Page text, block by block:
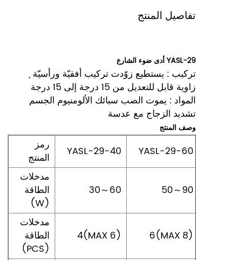
تفاصيل المنتج
أدى ضوء الشارع YASL-29
تركيب : يستطيع زوّدت تركيب أفقيّة ورأسيّة ,
زاوية قابل للتعديل من 15 درجة إلى 15 درجة
المواد : يموت الصب سبائك الألومنيوم الجسم
تشديد الزجاج مع عدسة
وصف المنتج
رمز
المنتج
YASL-29-40 YASL-29-60
مدخلات
الطاقة
(W)
30～60 50～90
مدخلات
الطاقة
(PCS)
4(MAX 6) 6(MAX 8)